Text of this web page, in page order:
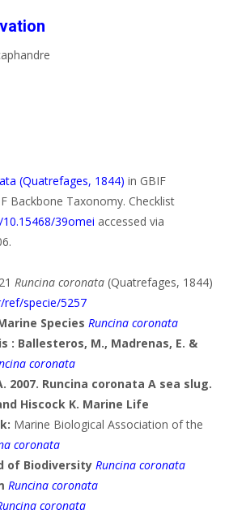
(Quatrefages, 1844) in GBIF
Backbone Taxonomy. Checklist
39omei accessed via
Runcina coronata (Quatrefages, 1844)
specie/5257
Species Runcina coronata
: Ballesteros, M., Madrenas, E. &
coronata
2007. Runcina coronata A sea slug.
Hiscock K. Marine Life
Marine Biological Association of the
coronata
of Biodiversity Runcina coronata
Runcina coronata
coronata